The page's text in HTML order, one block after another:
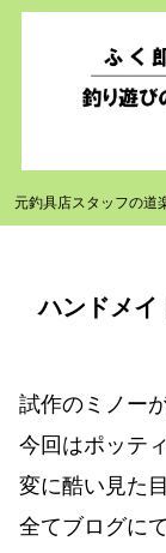
元釣具店スタッフの道
ハンドメイ
試作のミノー
今回はポッテ
変に酷い見た
全てブログに